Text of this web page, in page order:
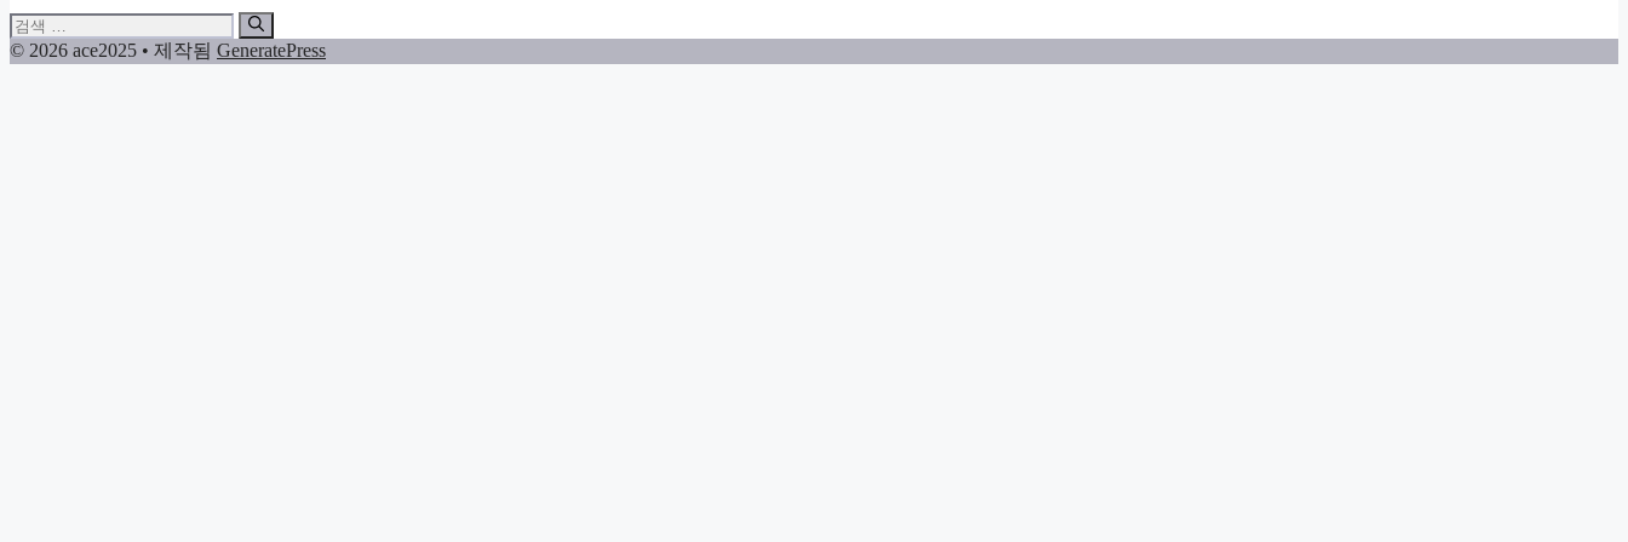
검
색:
© 2026 ace2025 • 제작됨 GeneratePress